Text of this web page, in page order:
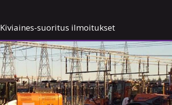
Kiviaines-suoritus ilmoitukset